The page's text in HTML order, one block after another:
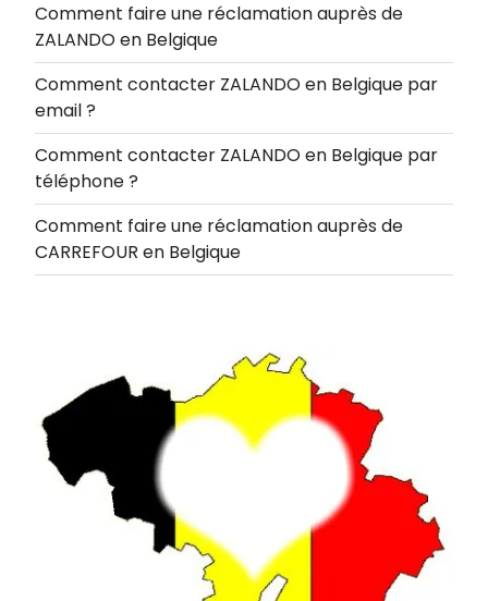
Comment faire une réclamation auprès de
ZALANDO en Belgique
Comment contacter ZALANDO en Belgique par
email ?
Comment contacter ZALANDO en Belgique par
téléphone ?
Comment faire une réclamation auprès de
CARREFOUR en Belgique